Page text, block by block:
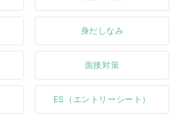
身だしなみ
面接対策
ES（エントリーシート）